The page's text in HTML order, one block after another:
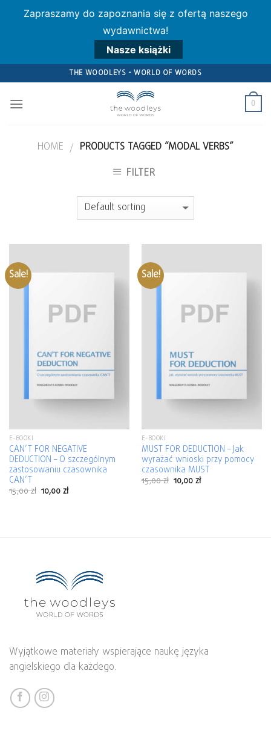
Zapraszamy do zapoznania się z ofertą naszego
wydawnictwa!
Nasze książki
to
content
THE WOODLEYS - WORLD OF WORDS
0
HOME / PRODUCTS TAGGED “MODAL VERBS”
FILTER
Sale!
E-BOOKI
CAN’T FOR NEGATIVE
DEDUCTION – O szczególnym
zastosowaniu czasownika
CAN’T
15,00zł 10,00zł
Sale!
E-BOOKI
MUST FOR DEDUCTION – Jak
wyrażać wnioski przy pomocy
czasownika MUST
15,00zł 10,00zł
Wyjątkowe materiały wspierające naukę języka
angielskiego dla każdego.